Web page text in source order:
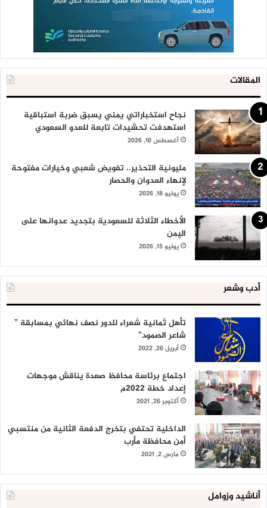
المقالات
نجاح استخباراتي يمني يسبق ضربة استباقية
استهدفت تحشيدات تابعة للعدو السعودي
أغسطس 10, 2026
مليونية التحذير.. تفويض شعبي وخيارات مفتوحة
لإنهاء العدوان والحصار
يوليو 18, 2026
الأخطاء الثلاثة للسعودية بتجديد عدوانها على
اليمن
يوليو 15, 2026
أدب وشعر
تأهل ثمانية شعراء للدور نصف نهائي بمسابقة ”
شاعر الصمود”
أبريل 26, 2022
اجتماع برئاسة محافظ صعدة يناقش موجهات
إعداد خطة 2022م
أكتوبر 26, 2021
الداخلية تحتفي بتخرج الدفعة الثانية من منتسبي
أمن محافظة مأرب
مارس 2, 2021
أناشيد وزوامل